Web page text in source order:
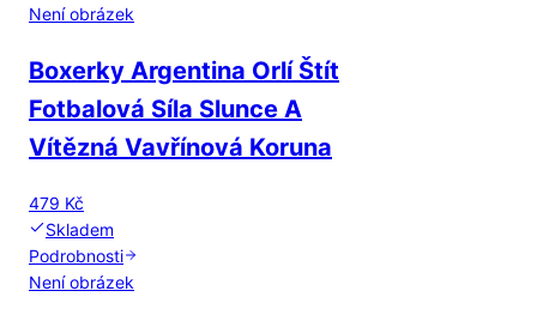
Není obrázek
Boxerky Argentina Orlí Štít
Fotbalová Síla Slunce A
Vítězná Vavřínová Koruna
479 Kč
Skladem
Podrobnosti
Není obrázek